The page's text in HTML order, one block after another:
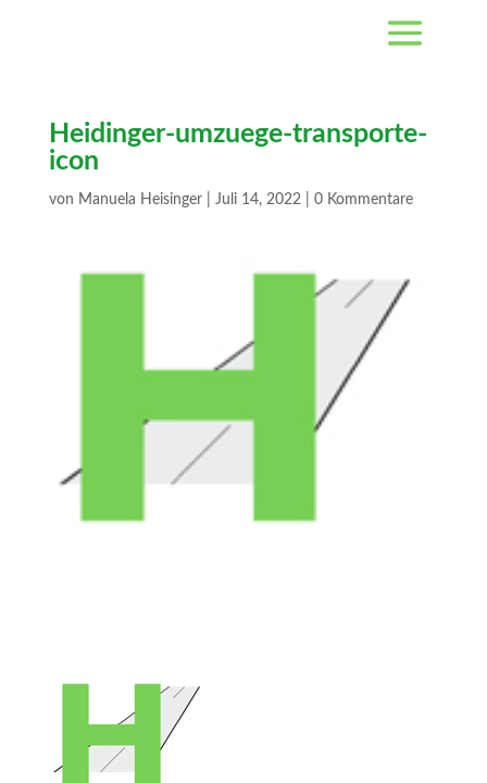
Heidinger-umzuege-transporte-
icon
von Manuela Heisinger| Juli 14, 2022| 0 Kommentare